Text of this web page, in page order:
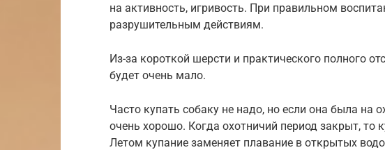
на активность, игривость. При правильном
разрушительным действиям.
Из-за короткой шерсти и практического полного
будет очень мало.
Часто купать собаку не надо, но если она была на
очень хорошо. Когда охотничий период закрыт, то
Летом купание заменяет плавание в открытых